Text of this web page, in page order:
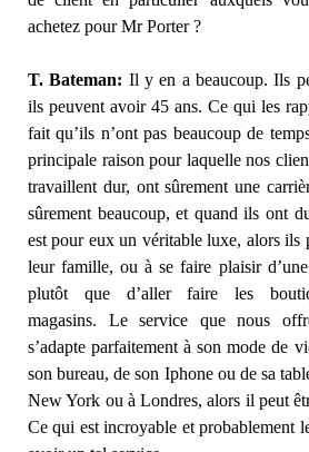
achetez pour Mr Porter ?
T. Bateman: Il y en a beaucoup. Ils
ils peuvent avoir 45 ans. Ce qui les
fait qu’ils n’ont pas beaucoup de
principale raison pour laquelle nos
travaillent dur, ont sûrement une
sûrement beaucoup, et quand ils ont
est pour eux un véritable luxe, alors ils
leur famille, ou à se faire plaisir
plutôt que d’aller faire les
magasins. Le service que nous
s’adapte parfaitement à son mode de
son bureau, de son Iphone ou de sa
New York ou à Londres, alors il peut
Ce qui est incroyable et probablement